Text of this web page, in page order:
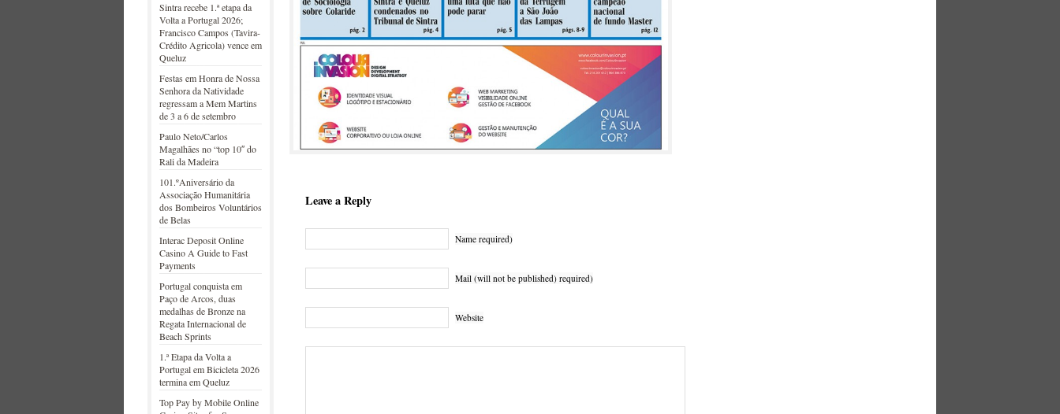
Sintra recebe 1.ª etapa da
Volta a Portugal 2026;
Francisco Campos (Tavira-
Crédito Agricola) vence em
Queluz
Festas em Honra de Nossa
Senhora da Natividade
regressam a Mem Martins
de 3 a 6 de setembro
Paulo Neto/Carlos
Magalhães no “top 10″ do
Rali da Madeira
101.ºAniversário da
Associação Humanitária
dos Bombeiros Voluntários
de Belas
Interac Deposit Online
Casino A Guide to Fast
Payments
Portugal conquista em
Paço de Arcos, duas
medalhas de Bronze na
Regata Internacional de
Beach Sprints
1.ª Etapa da Volta a
Portugal em Bicicleta 2026
termina em Queluz
Top Pay by Mobile Online
Leave a Reply
Name required)
Mail (will not be published) required)
Website